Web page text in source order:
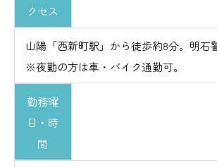
クセス
山陽「西新町駅」から徒歩約8分。明石
※夜勤の方は車・バイク通勤可。
勤務曜
日・時
間